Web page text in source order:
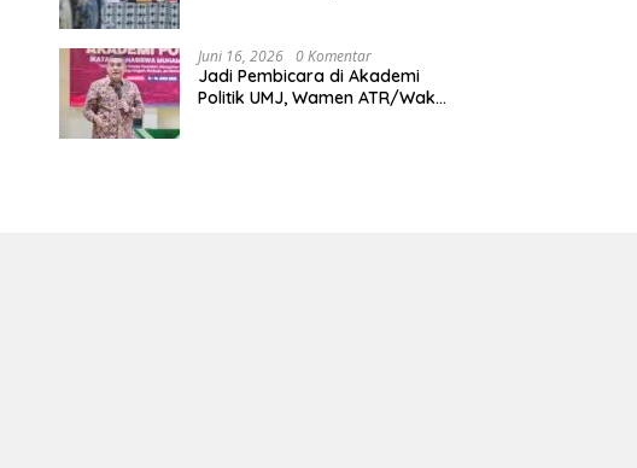
Kalimantan Timur
Juni 16, 2026 0 Komentar
Jadi Pembicara di Akademi
Politik UMJ, Wamen ATR/Waka